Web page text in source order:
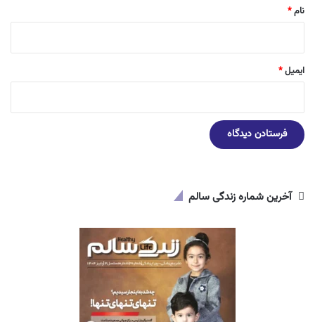
نام*
ایمیل*
آخرین شماره زندگی سالم